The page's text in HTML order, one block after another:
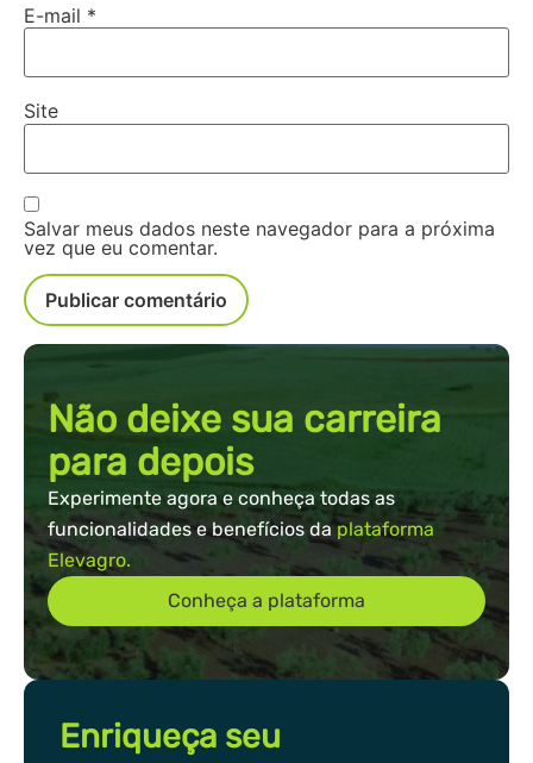
E-mail *
Site
Salvar meus dados neste navegador para a próxima
vez que eu comentar.
Não deixe sua carreira
para depois
Experimente agora e conheça todas as
funcionalidades e benefícios daplataforma
Elevagro.
Conheça a plataforma
Enriqueça seu